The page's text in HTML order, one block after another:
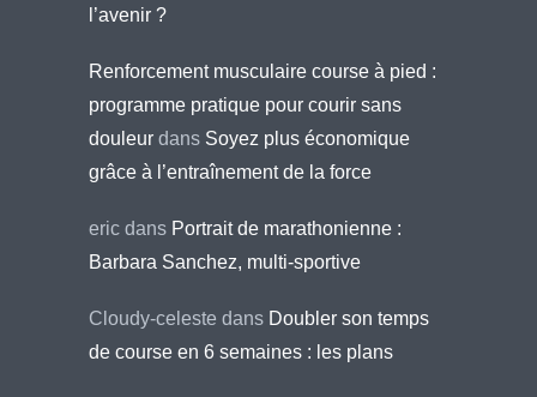
l’avenir ?
Renforcement musculaire course à pied :
programme pratique pour courir sans
douleur dans Soyez plus économique
grâce à l’entraînement de la force
eric dans Portrait de marathonienne :
Barbara Sanchez, multi-sportive
Cloudy-celeste dans Doubler son temps
de course en 6 semaines : les plans